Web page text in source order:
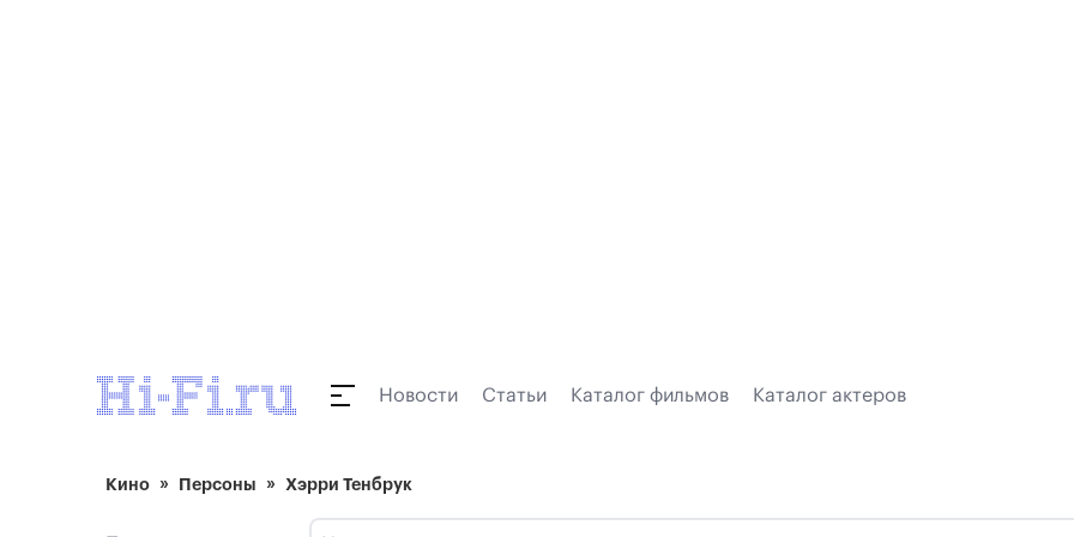
Новости Статьи Каталог фильмов Каталог актеров
Кино Персоны Хэрри Тенбрук